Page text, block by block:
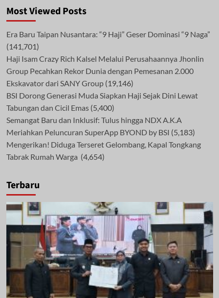
Most Viewed Posts
Era Baru Taipan Nusantara: “9 Haji” Geser Dominasi “9 Naga”
(141,701)
Haji Isam Crazy Rich Kalsel Melalui Perusahaannya Jhonlin
Group Pecahkan Rekor Dunia dengan Pemesanan 2.000
Ekskavator dari SANY Group (19,146)
BSI Dorong Generasi Muda Siapkan Haji Sejak Dini Lewat
Tabungan dan Cicil Emas (5,400)
Semangat Baru dan Inklusif: Tulus hingga NDX A.K.A
Meriahkan Peluncuran SuperApp BYOND by BSI (5,183)
Mengerikan! Diduga Terseret Gelombang, Kapal Tongkang
Tabrak Rumah Warga (4,654)
Terbaru